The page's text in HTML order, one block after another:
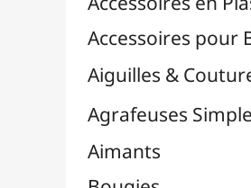
Crochets de Tricot
Divers
Effets Oxydation / Rouille
Emporte-Pièces & Perforatrices
Bordures, Coins & Frises
Emporte-Pièces
Perforatrices Coin